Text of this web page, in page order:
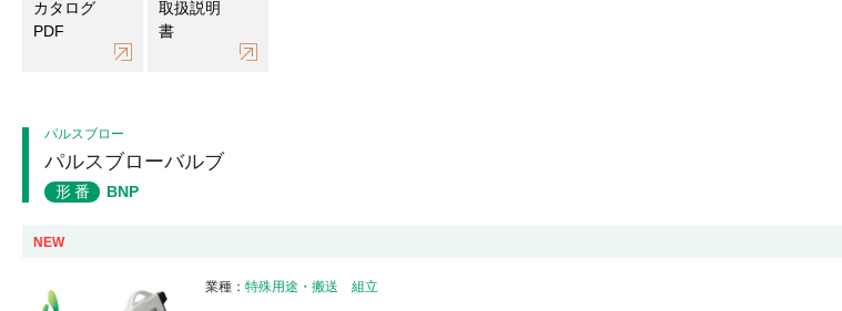
カタログ
PDF
取扱説明
書
パルスブロー
パルスブローバルブ
形番 BNP
NEW
業種 特殊用途・搬送 組立